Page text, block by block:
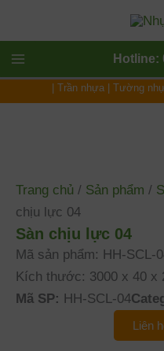
nội
dung
Main
Menu
Hotline:
| Trần nhựa | Tường
Trang chủ / Sản phẩm /
chịu lực 04
Sàn chịu lực 04
Mã sản phẩm: HH-SCL-
Kích thước: 3000 x 40 x
Mã SP: HH-SCL-04
Liên